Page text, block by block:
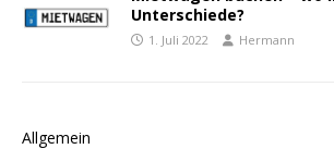
Unterschiede?
1. Juli 2022 Hermann
Allgemein